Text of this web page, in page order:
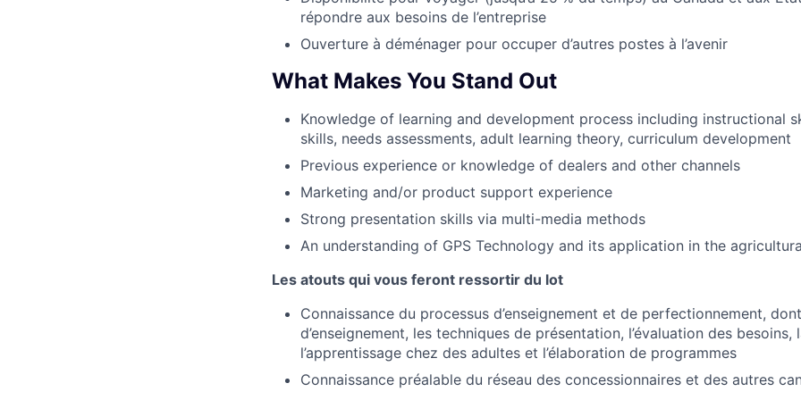
répondre aux besoins de l’entreprise
Ouverture à déménager pour occuper d’autres postes à l’avenir
What Makes You Stand Out
Knowledge of learning and development process including instructional
skills, needs assessments, adult learning theory, curriculum development
Previous experience or knowledge of dealers and other channels
Marketing and/or product support experience
Strong presentation skills via multi-media methods
An understanding of GPS Technology and its application in the
Les atouts qui vous feront ressortir du lot
Connaissance du processus d’enseignement et de perfectionnement,
d’enseignement, les techniques de présentation, l’évaluation des besoins,
l’apprentissage chez des adultes et l’élaboration de programmes
Connaissance préalable du réseau des concessionnaires et des autres